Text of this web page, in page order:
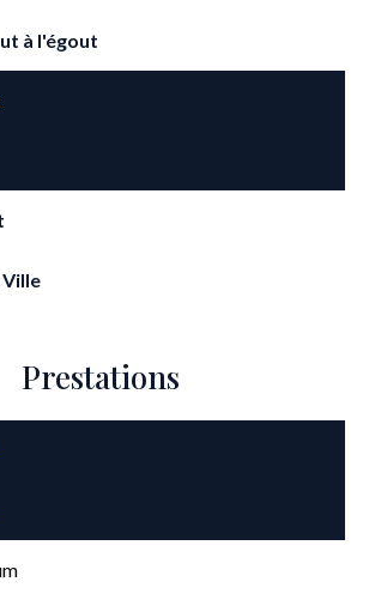
à l'égout
Ville
Prestations